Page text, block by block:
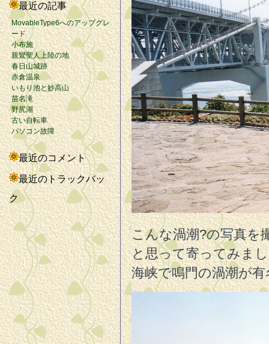
最近の記事
MovableType6へのアップグレ
ード
小布施
親鸞聖人上陸の地
春日山城跡
赤倉温泉
いもり池と妙高山
苗名滝
野尻湖
古い自転車
パソコン故障
最近のコメント
最近のトラックバッ
ク
こんな渦潮?の写真を
と思って寄ってみま
海峡で鳴門の渦潮が